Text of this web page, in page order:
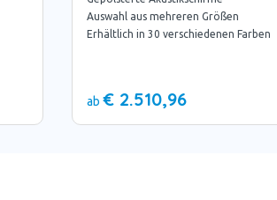
Auswahl aus mehreren Größen
Erhältlich in 30 verschiedenen Farben
ab € 2.510,96